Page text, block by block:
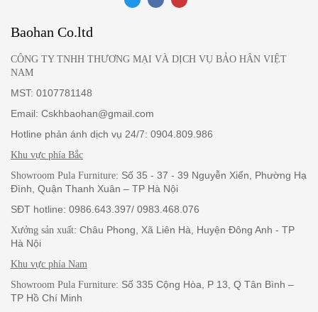
Baohan Co.ltd
CÔNG TY TNHH THƯƠNG MẠI VÀ DỊCH VỤ BẢO HÂN VIỆT
NAM
MST: 0107781148
Email: Cskhbaohan@gmail.com
Hotline phản ánh dịch vụ 24/7: 0904.809.986
Khu vực phía Bắc
Showroom Pula Furniture: Số 35 - 37 - 39 Nguyễn Xiển, Phường Hạ
Đình, Quận Thanh Xuân – TP Hà Nội
SĐT hotline: 0986.643.397/ 0983.468.076
Xưởng sản xuất: Châu Phong, Xã Liên Hà, Huyện Đông Anh - TP
Hà Nội
Khu vực phía Nam
Showroom Pula Furniture: Số 335 Cộng Hòa, P 13, Q Tân Bình –
TP Hồ Chí Minh